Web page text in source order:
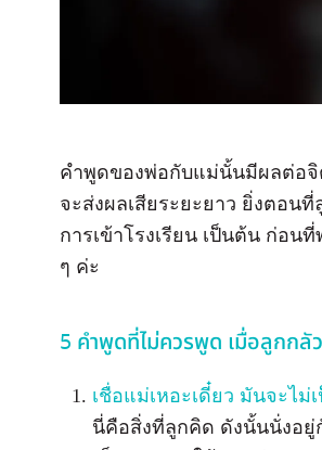
คำพูดของพ่อกับแม่นั้นมีผลต่อ
จะส่งผลเสียระยะยาว ยิ่งตอน
การเข้าโรงเรียน เป็นต้น ก่อ
ๆ ค่ะ
5 คำพูดที่ไม่ควรพูด เมื่อลูกกลั
เชื่อแม่เหอะเดี๋ยว มันจะไม่
นี่คือสิ่งที่ลูกคิด ดังนั้นนั่งอยู่